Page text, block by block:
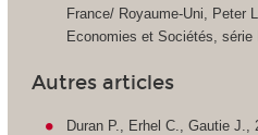
France/ Royaume-Uni, Peter
Economies et Sociétés, série
Autres articles
Duran P., Erhel C., Gautie J.,